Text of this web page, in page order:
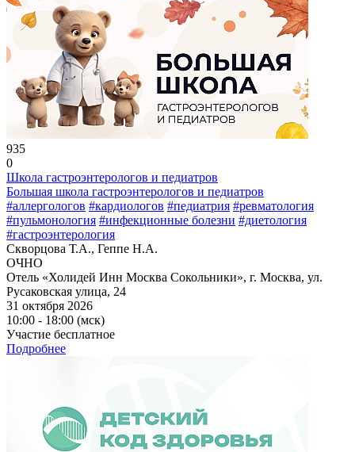
935
0
Школа гастроэнтерологов и педиатров
Большая школа гастроэнтерологов и педиатров
#аллергологов #кардиологов #педиатрия #ревматология
#пульмонология #инфекционные болезни #диетология
#гастроэнтерология
Скворцова Т.А., Геппе Н.А.
ОЧНО
Отель «Холидей Инн Москва Сокольники», г. Москва, ул.
Русаковская улица, 24
31 октября 2026
10:00 - 18:00 (мск)
Участие бесплатное
Подробнее